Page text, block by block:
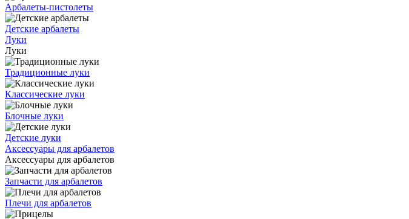
Арбалеты-пистолеты
Детские арбалеты
Луки
Луки
Традиционные луки
Классические луки
Блочные луки
Детские луки
Аксессуары для арбалетов
Аксессуары для арбалетов
Запчасти для арбалетов
Плечи для арбалетов